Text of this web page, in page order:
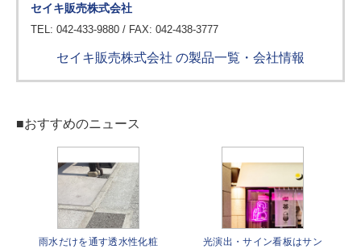
セイキ販売株式会社
TEL: 042-433-9880 / FAX: 042-438-3777
セイキ販売株式会社 の製品一覧・会社情報
■おすすめのニュース
雨水だけを通す透水性化粧
光演出・サイン看板はサン